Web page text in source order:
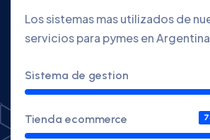
Los sistemas mas utilizados de
servicios para pymes en
Sistema de gestion
Tienda ecommerce